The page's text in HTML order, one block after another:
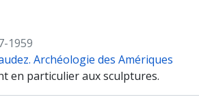
1959
Archéologie des Amériques
en particulier aux sculptures.